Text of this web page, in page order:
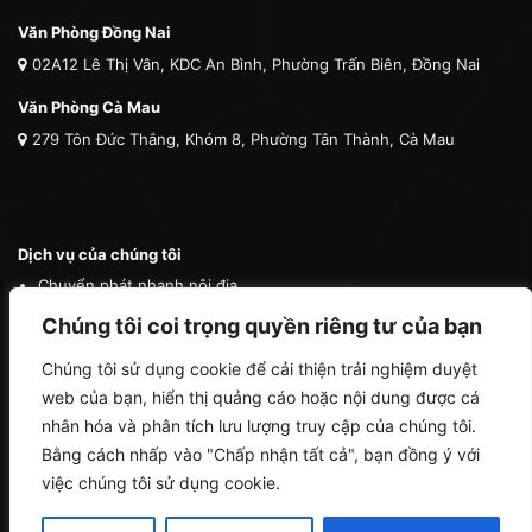
Chúng tôi coi trọng quyền riêng tư của bạn
Chúng tôi sử dụng cookie để cải thiện trải nghiệm duyệt
web của bạn, hiển thị quảng cáo hoặc nội dung được cá
nhân hóa và phân tích lưu lượng truy cập của chúng tôi.
Bằng cách nhấp vào "Chấp nhận tất cả", bạn đồng ý với
việc chúng tôi sử dụng cookie.
Văn Phòng Đồng Nai
02A12 Lê Thị Vân, KDC An Bình, Phường Trấn Biên, Đồng Nai
Văn Phòng Cà Mau
279 Tôn Đức Thắng, Khóm 8, Phường Tân Thành, Cà Mau
Dịch vụ của chúng tôi
Chuyển phát nhanh nội địa
Chuyển phát nhanh quốc tế
Vận chuyển thú cưng
Mua hộ hàng nước ngoài